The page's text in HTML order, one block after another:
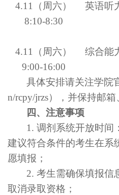
4.11
（周六）
8:10-8:30
英语听
4.11
（周六）
9:00-16:00
综合能
具体安排请关注学院
n/rcpy/jrzs），并保持邮箱
四、注意事项
1. 调剂系统开放时间：
建议符合条件的考生在系
愿填报；
2. 考生需确保填报信
取消录取资格；